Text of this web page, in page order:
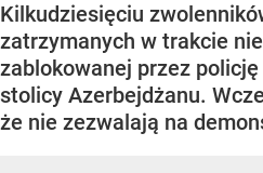
Kilkudziesięciu
zatrzymanych w trakcie
zablokowanej przez
stolicy Azerbejdżanu.
że nie zezwalają na